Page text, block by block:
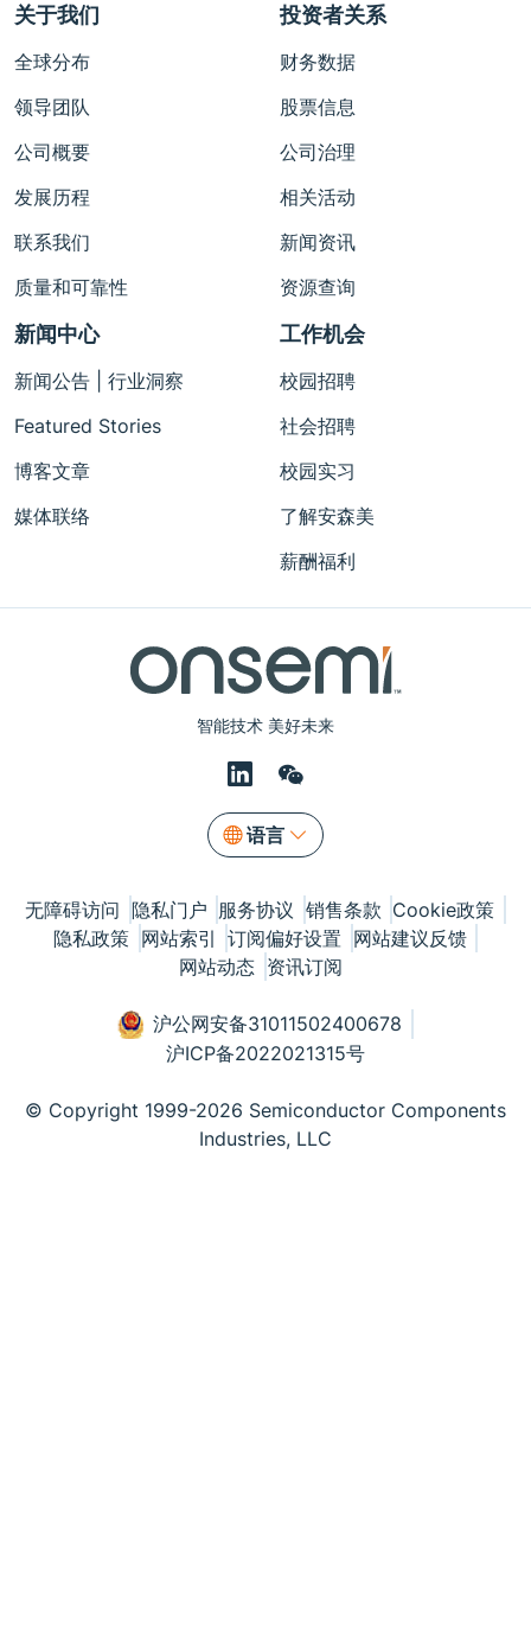
智能技术 美好未来
语言
关于我们
全球分布
领导团队
公司概要
发展历程
联系我们
质量和可靠性
投资者关系
财务数据
股票信息
公司治理
相关活动
新闻资讯
资源查询
新闻中心
新闻公告 | 行业洞察
Featured Stories
博客文章
媒体联络
工作机会
校园招聘
社会招聘
校园实习
了解安森美
薪酬福利
无障碍访问 隐私门户 服务协议 销售条款 Cookie政策
隐私政策 网站索引 订阅偏好设置 网站建议反馈
网站动态 资讯订阅
沪公网安备31011502400678
沪ICP备2022021315号
© Copyright 1999-2026 Semiconductor Components
Industries, LLC